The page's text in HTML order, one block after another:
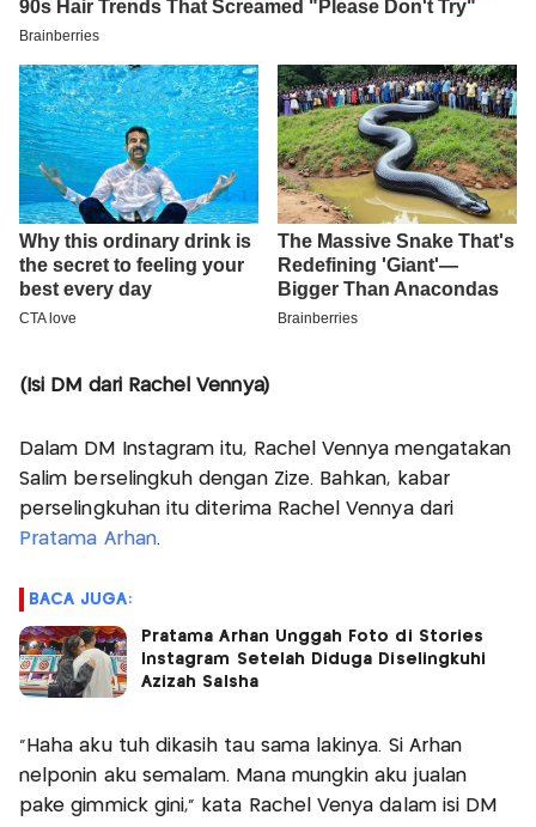
(Isi DM dari Rachel Vennya)
Dalam DM Instagram itu, Rachel Vennya mengatakan
Salim berselingkuh dengan Zize. Bahkan, kabar
perselingkuhan itu diterima Rachel Vennya dari
Pratama Arhan.
BACA JUGA:
Pratama Arhan Unggah Foto di Stories
Instagram Setelah Diduga Diselingkuhi
Azizah Salsha
“Haha aku tuh dikasih tau sama lakinya. Si Arhan
nelponin aku semalam. Mana mungkin aku jualan
pake gimmick gini,” kata Rachel Venya dalam isi DM